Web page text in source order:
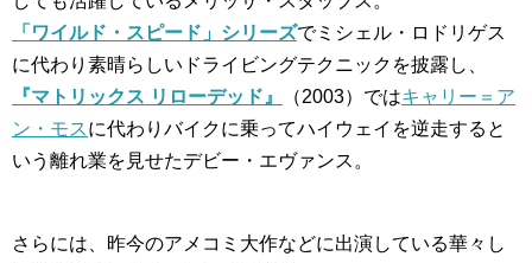
「ワイルド・スピード」シリーズでミシェル・ロドリゲス
に代わり素晴らしいドライビングテクニックを披露し、
『マトリックス リローデッド』
（2003）ではキャリー＝ア
ン・モスに代わりバイクに乗ってハイウェイを逆走すると
いう離れ業を見せたデビー・エヴァンス。
さらには、昨今のアメコミ大作などに出演している華々し